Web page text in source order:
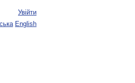
Увійти
English